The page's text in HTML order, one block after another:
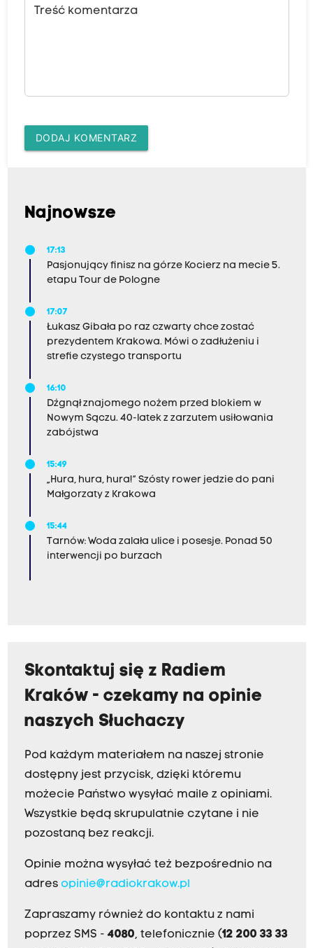
Treść komentarza
DODAJ KOMENTARZ
Najnowsze
17:13
Pasjonujący finisz na górze Kocierz na mecie 5.
etapu Tour de Pologne
17:07
Łukasz Gibała po raz czwarty chce zostać
prezydentem Krakowa. Mówi o zadłużeniu i
strefie czystego transportu
16:10
Dźgnął znajomego nożem przed blokiem w
Nowym Sączu. 40-latek z zarzutem usiłowania
zabójstwa
15:49
„Hura, hura, hura!” Szósty rower jedzie do pani
Małgorzaty z Krakowa
15:44
Tarnów: Woda zalała ulice i posesje. Ponad 50
interwencji po burzach
Skontaktuj się z Radiem
Kraków - czekamy na opinie
naszych Słuchaczy
Pod każdym materiałem na naszej stronie
dostępny jest przycisk, dzięki któremu
możecie Państwo wysyłać maile z opiniami.
Wszystkie będą skrupulatnie czytane i nie
pozostaną bez reakcji.
Opinie można wysyłać też bezpośrednio na
adres opinie@radiokrakow.pl
Zapraszamy również do kontaktu z nami
poprzez SMS - 4080, telefonicznie (12 200 33 33